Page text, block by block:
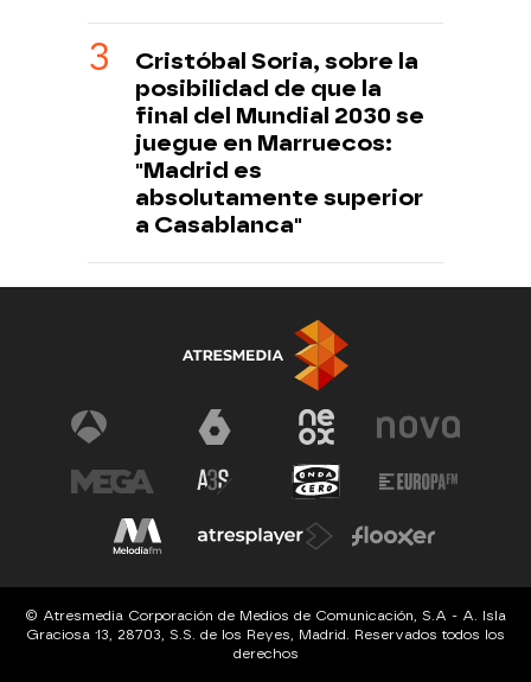
Cristóbal Soria, sobre la
posibilidad de que la
final del Mundial 2030 se
juegue en Marruecos:
"Madrid es
absolutamente superior
a Casablanca"
© Atresmedia Corporación de Medios de Comunicación, S.A - A. Isla
Graciosa 13, 28703, S.S. de los Reyes, Madrid. Reservados todos los
derechos